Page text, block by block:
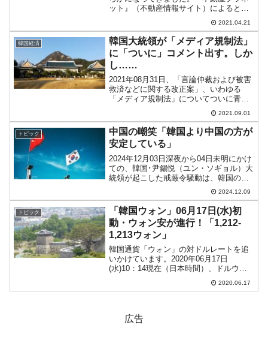
ット』（不動産情報サイト）によると、
2021年第1四半期不動産売買取引高：112
兆5,000億ウォン（約10兆9,125億円）
（対2020年第4四半期：30.6％減少）...
2021.04.21
韓国経済
韓国大統領が「メディア規制法」
に「ついに」コメント出す。しか
し……
2021年08月31日、「言論仲裁および被害
救済などに関する改正案」、いわゆる
「メディア規制法」についてついに青瓦
台・大統領府が沈黙を破って、文在寅大
統領の言葉を伝えました。これは、同日
政府与党『共に民主党』と最大野党『国
民の力』が合意書を...
2021.09.01
トピック
中国の嘲笑「韓国より中国の方が
安定している」
2024年12月03日深夜から04日未明にかけ
ての、韓国･尹錫悦（ユン・ソギョル）大
統領が起こした戒厳令騒動は、韓国の未
来が「より早く転落していくこと」を決
定付けた事件となりました。面白いのは
中国の反応です。中国外交部など、公的
機関は「韓国...
2024.12.09
トピック
「韓国ウォン」06月17日(水)初
動・ウォン安が進行！「1,212-
1,213ウォン」
韓国通貨「ウォン」の対ドルレートを追
いかけています。2020年06月17日
(水)10：14現在（日本時間）、ドルウォ
ンチャートは以下のようになっています
（チャートは『Investing.com』より引
2020.06.17
広告